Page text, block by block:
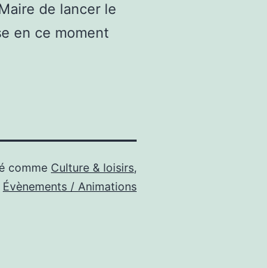
de lancer le
en ce moment
comme Culture & loisirs,
Évènements / Animations